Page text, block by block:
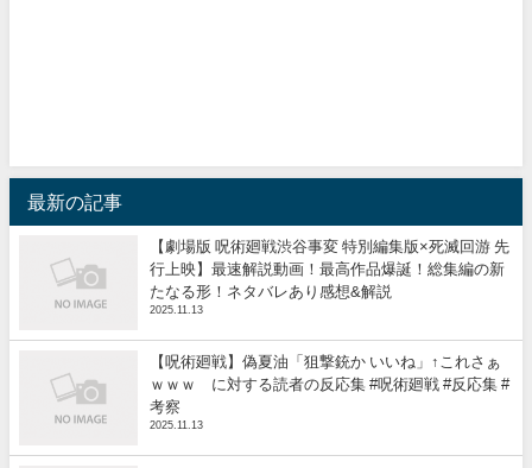
最新の記事
【劇場版 呪術廻戦渋谷事変 特別編集版×死滅回游 先
行上映】最速解説動画！最高作品爆誕！総集編の新
たなる形！ネタバレあり感想&解説
2025.11.13
【呪術廻戦】偽夏油「狙撃銃か いいね」↑これさぁ
ｗｗｗ に対する読者の反応集 #呪術廻戦 #反応集 #
考察
2025.11.13